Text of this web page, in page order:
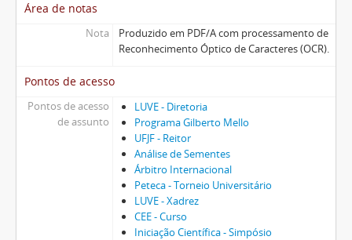
Área de notas
Nota
Produzido em PDF/A com processamento de
Reconhecimento Óptico de Caracteres (OCR).
Pontos de acesso
Pontos de acesso
de assunto
LUVE - Diretoria
Programa Gilberto Mello
UFJF - Reitor
Análise de Sementes
Árbitro Internacional
Peteca - Torneio Universitário
LUVE - Xadrez
CEE - Curso
Iniciação Científica - Simpósio